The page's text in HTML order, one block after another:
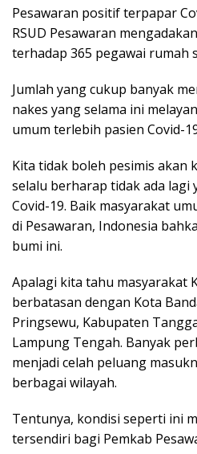
Pesawaran positif terpapar
RSUD Pesawaran
terhadap 365 pegawai rumah
Jumlah yang cukup banyak
nakes yang selama ini
umum terlebih pasien Covid-
Kita tidak boleh pesimis akan
selalu berharap tidak ada
Covid-19. Baik masyarakat
di Pesawaran, Indonesia
bumi ini.
Apalagi kita tahu masyarakat
berbatasan dengan Kota
Pringsewu, Kabupaten
Lampung Tengah. Banyak
menjadi celah peluang
berbagai wilayah.
Tentunya, kondisi seperti ini
tersendiri bagi Pemkab